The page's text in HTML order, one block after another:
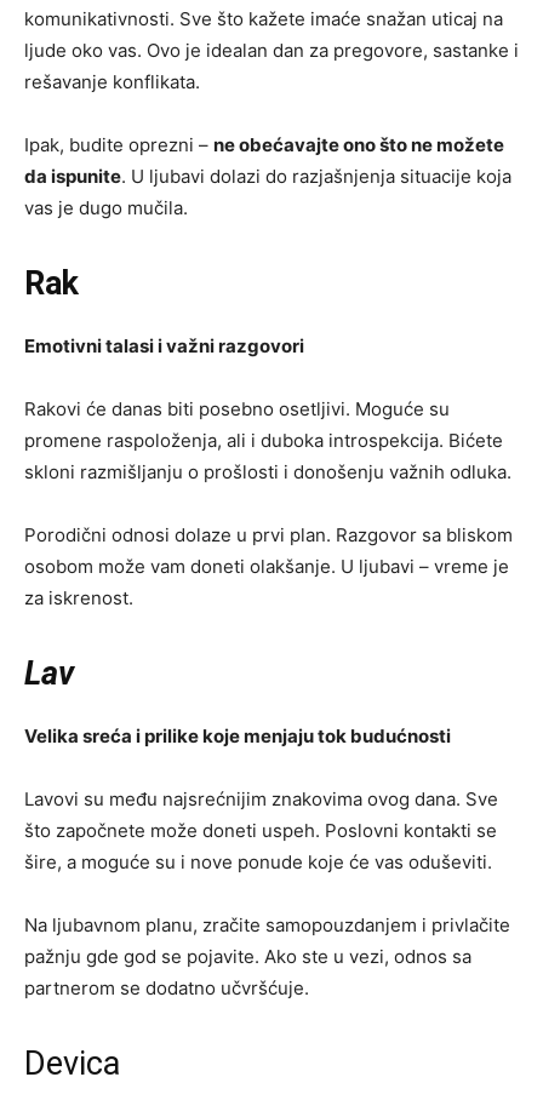
komunikativnosti. Sve što kažete imaće snažan uticaj na
ljude oko vas. Ovo je idealan dan za pregovore, sastanke i
rešavanje konflikata.
Ipak, budite oprezni – ne obećavajte ono što ne možete
da ispunite. U ljubavi dolazi do razjašnjenja situacije koja
vas je dugo mučila.
Rak
Emotivni talasi i važni razgovori
Rakovi će danas biti posebno osetljivi. Moguće su
promene raspoloženja, ali i duboka introspekcija. Bićete
skloni razmišljanju o prošlosti i donošenju važnih odluka.
Porodični odnosi dolaze u prvi plan. Razgovor sa bliskom
osobom može vam doneti olakšanje. U ljubavi – vreme je
za iskrenost.
Lav
Velika sreća i prilike koje menjaju tok budućnosti
Lavovi su među najsrećnijim znakovima ovog dana. Sve
što započnete može doneti uspeh. Poslovni kontakti se
šire, a moguće su i nove ponude koje će vas oduševiti.
Na ljubavnom planu, zračite samopouzdanjem i privlačite
pažnju gde god se pojavite. Ako ste u vezi, odnos sa
partnerom se dodatno učvršćuje.
Devica